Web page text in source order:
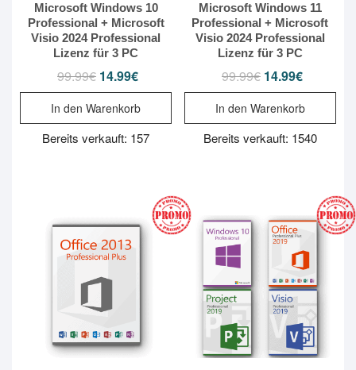
Microsoft Windows 10
Professional + Microsoft
Visio 2024 Professional
Lizenz für 3 PC
99.99€ Ursprünglicher
99.99€
14.99€
14.99€.
In den Warenkorb
Bereits verkauft: 157
Microsoft Windows 11
Professional + Microsoft
Visio 2024 Professional
Lizenz für 3 PC
99.99€ Ursprünglicher
99.99€
14.99€Aktueller
14.99€.
In den Warenkorb
Bereits verkauft: 1540